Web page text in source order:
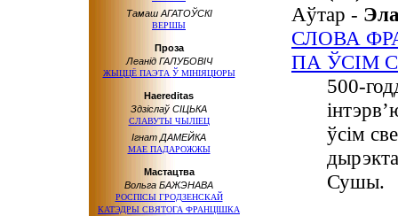
Тамаш АГАТОЎСКІ
ВЕРШЫ
Проза
Леанід ГАЛУБОВІЧ
ЖЫЦЦЁ ПАЭТА Ў МІНІЯЦЮРЫ
Haereditas
Здзіслаў СІЦЬКА
СЛАВУТЫ ЧЫЛІЕЦ
Ігнат ДАМЕЙКА
МАЕ ПАДАРОЖЖЫ
Мастацтва
Вольга БАЖЭНАВА
РОСПІСЫ ГРОДЗЕНСКАЙ
КАТЭДРЫ СВЯТОГА ФРАНЦІШКА
Аўтар -
СЛОВА
ПА ЎСІМ
500-
ўсім
Сушы.